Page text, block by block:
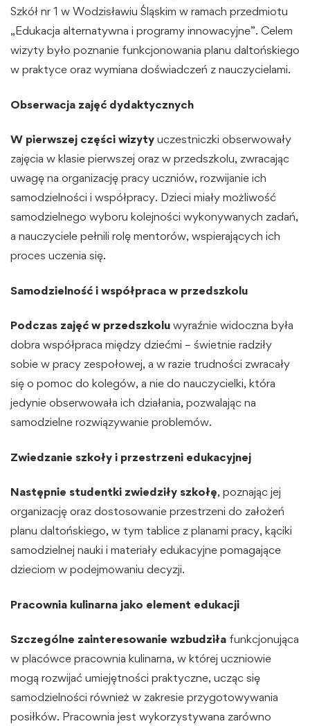
Szkół nr 1 w Wodzisławiu Śląskim w ramach przedmiotu
„Edukacja alternatywna i programy innowacyjne”. Celem
wizyty było poznanie funkcjonowania planu daltońskiego
w praktyce oraz wymiana doświadczeń z nauczycielami.
Obserwacja zajęć dydaktycznych
W pierwszej części wizyty uczestniczki obserwowały
zajęcia w klasie pierwszej oraz w przedszkolu, zwracając
uwagę na organizację pracy uczniów, rozwijanie ich
samodzielności i współpracy. Dzieci miały możliwość
samodzielnego wyboru kolejności wykonywanych zadań,
a nauczyciele pełnili rolę mentorów, wspierających ich
proces uczenia się.
Samodzielność i współpraca w przedszkolu
Podczas zajęć w przedszkolu wyraźnie widoczna była
dobra współpraca między dziećmi – świetnie radziły
sobie w pracy zespołowej, a w razie trudności zwracały
się o pomoc do kolegów, a nie do nauczycielki, która
jedynie obserwowała ich działania, pozwalając na
samodzielne rozwiązywanie problemów.
Zwiedzanie szkoły i przestrzeni edukacyjnej
Następnie studentki zwiedziły szkołę, poznając jej
organizację oraz dostosowanie przestrzeni do założeń
planu daltońskiego, w tym tablice z planami pracy, kąciki
samodzielnej nauki i materiały edukacyjne pomagające
dzieciom w podejmowaniu decyzji.
Pracownia kulinarna jako element edukacji
Szczególne zainteresowanie wzbudziła funkcjonująca
w placówce pracownia kulinarna, w której uczniowie
mogą rozwijać umiejętności praktyczne, ucząc się
samodzielności również w zakresie przygotowywania
posiłków. Pracownia jest wykorzystywana zarówno